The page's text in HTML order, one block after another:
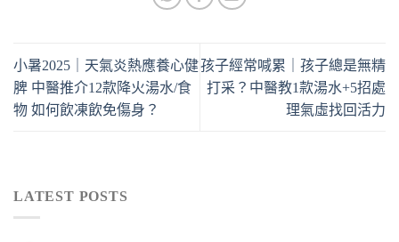
小暑2025｜天氣炎熱應養心健
脾 中醫推介12款降火湯水/食
物 如何飲凍飲免傷身？
孩子經常喊累｜孩子總是無精
打采？中醫教1款湯水+5招處
理氣虛找回活力
LATEST POSTS